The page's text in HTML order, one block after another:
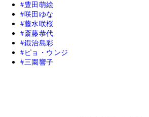
豊田萌絵
咲田ゆな
藤水咲桜
斎藤恭代
鍛治島彩
ピョ・ウンジ
三園響子